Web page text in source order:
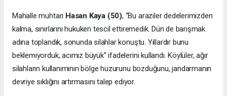
Mahalle muhtarı Hasan Kaya (50), “Bu araziler dedelerimizden
kalma, sınırlarını hukuken tescil ettiremedik. Dün de barışmak
adına toplandık, sonunda silahlar konuştu. Yıllardır bunu
beklemiyorduk, acımız büyük” ifadelerini kullandı. Köylüler, ağır
silahların kullanımının bölge huzurunu bozduğunu, jandarmanın
devriye sıklığını artırmasını talep ediyor.